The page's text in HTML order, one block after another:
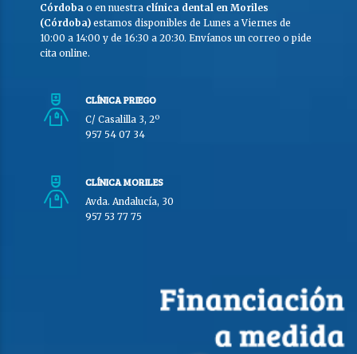
Córdoba o en nuestra clínica dental en Moriles
(Córdoba) estamos disponibles de Lunes a Viernes de
10:00 a 14:00 y de 16:30 a 20:30. Envíanos un correo o pide
cita online.
CLÍNICA PRIEGO
C/ Casalilla 3, 2º
957 54 07 34
CLÍNICA MORILES
Avda. Andalucía, 30
957 53 77 75